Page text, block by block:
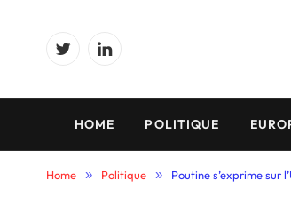
TwitterLinkedIn
HOME POLITIQUE
Home » Politique » Poutine s’exprime sur